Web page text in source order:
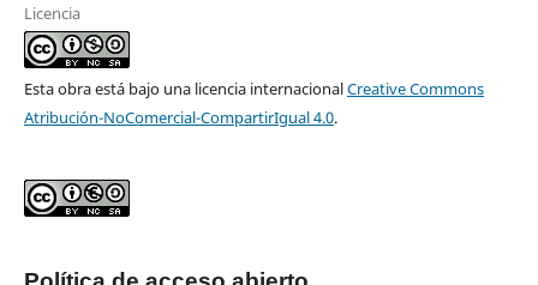
Licencia
Esta obra está bajo una licencia internacionalCreative Commons
Atribución-NoComercial-CompartirIgual 4.0.